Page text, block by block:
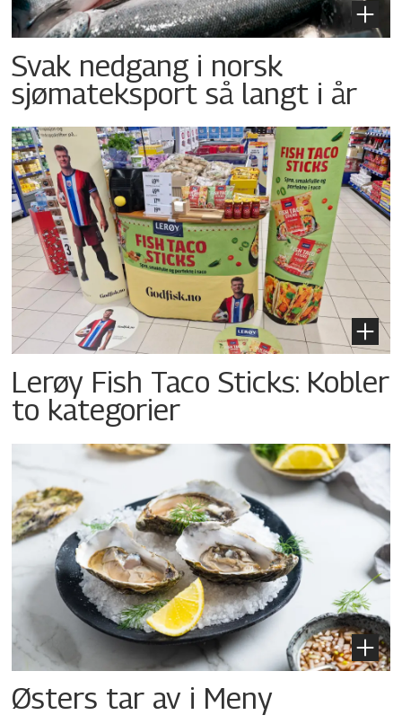
Svak nedgang i norsk
sjømateksport så langt i år
Lerøy Fish Taco Sticks: Kobler
to kategorier
Østers tar av i Meny